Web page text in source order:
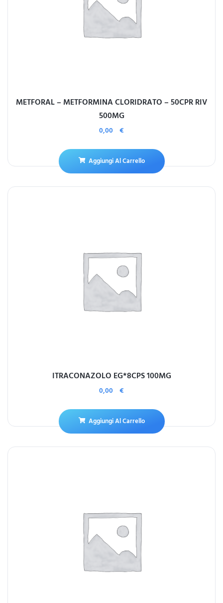
METFORAL – METFORMINA CLORIDRATO – 50CPR RIV
500MG
0,00 €
Aggiungi Al Carrello
ITRACONAZOLO EG*8CPS 100MG
0,00 €
Aggiungi Al Carrello